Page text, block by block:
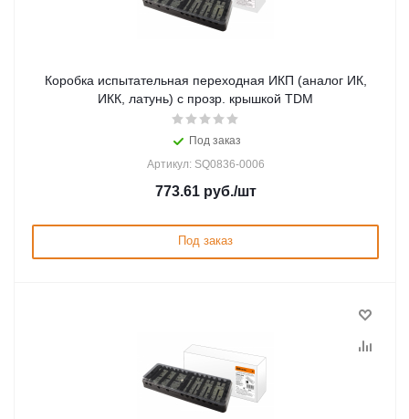
Коробка испытательная переходная ИКП (аналог ИК,
ИКК, латунь) с прозр. крышкой TDM
Под заказ
Артикул: SQ0836-0006
773.61руб./шт
Под заказ